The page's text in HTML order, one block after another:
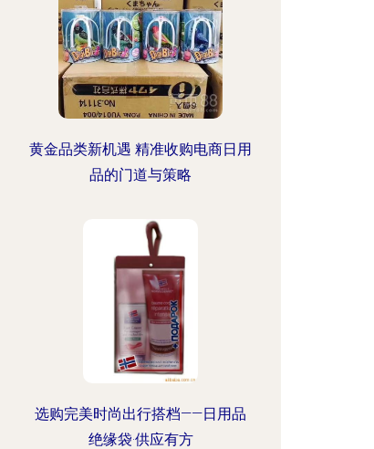
黄金品类新机遇 精准收购电商日用
品的门道与策略
选购完美时尚出行搭档——日用品
绝缘袋·供应有方